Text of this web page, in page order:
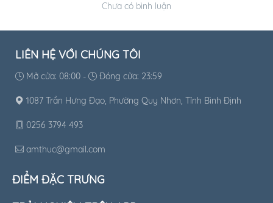
Chưa có bình luận
LIÊN HỆ VỚI CHÚNG TÔI
Mở cửa: 08:00 - Đóng cửa: 23:59
1087 Trần Hưng Đạo, Phường Quy Nhơn, Tỉnh Bình Định
0256 3794 493
amthuc@gmail.com
ĐIỂM ĐẶC TRƯNG